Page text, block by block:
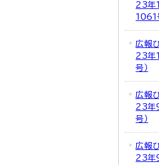
23年
1061
広報
23年
号）
広報
23年
号）
広報
23年